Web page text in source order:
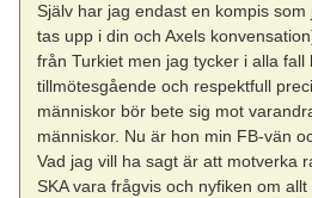
Själv har jag endast en kompis
tas upp i din och Axels
från Turkiet men jag tycker i alla fall
tillmötesgående och respektfull
människor bör bete sig mot
människor. Nu är hon min FB-vän
Vad jag vill ha sagt är att motverka
SKA vara frågvis och nyfiken om